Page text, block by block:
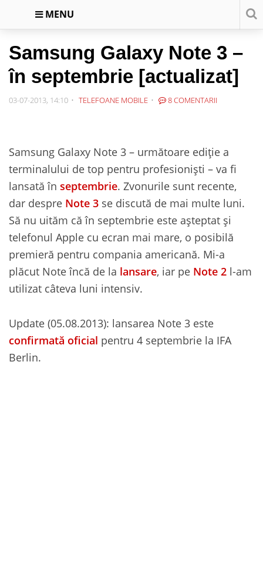
MENU
Samsung Galaxy Note 3 –
în septembrie [actualizat]
03-07-2013, 14:10 TELEFOANE MOBILE 8 COMENTARII
Samsung Galaxy Note 3 – următoare ediție a
terminalului de top pentru profesioniști – va fi
lansată în septembrie. Zvonurile sunt recente,
dar despre Note 3 se discută de mai multe luni.
Să nu uităm că în septembrie este așteptat și
telefonul Apple cu ecran mai mare, o posibilă
premieră pentru compania americană. Mi-a
plăcut Note încă de la lansare, iar pe Note 2 l-am
utilizat câteva luni intensiv.
Update (05.08.2013): lansarea Note 3 este
confirmată oficial pentru 4 septembrie la IFA
Berlin.